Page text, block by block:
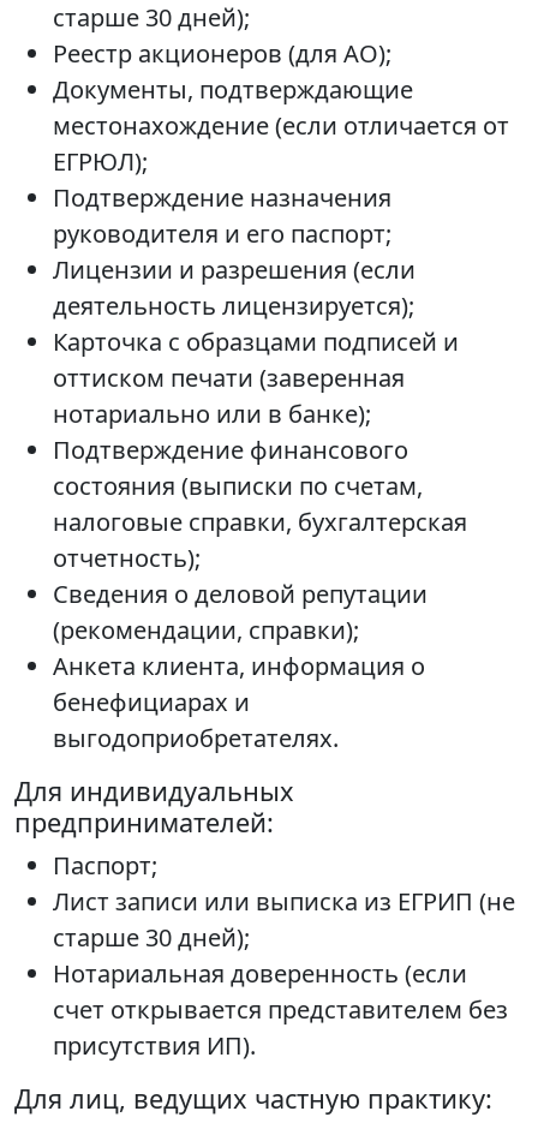
старше 30 дней);
Реестр акционеров (для АО);
Документы, подтверждающие
местонахождение (если отличается от
ЕГРЮЛ);
Подтверждение назначения
руководителя и его паспорт;
Лицензии и разрешения (если
деятельность лицензируется);
Карточка с образцами подписей и
оттиском печати (заверенная
нотариально или в банке);
Подтверждение финансового
состояния (выписки по счетам,
налоговые справки, бухгалтерская
отчетность);
Сведения о деловой репутации
(рекомендации, справки);
Анкета клиента, информация о
бенефициарах и
выгодоприобретателях.
Для индивидуальных
предпринимателей:
Паспорт;
Лист записи или выписка из ЕГРИП (не
старше 30 дней);
Нотариальная доверенность (если
счет открывается представителем без
присутствия ИП).
Для лиц, ведущих частную практику: